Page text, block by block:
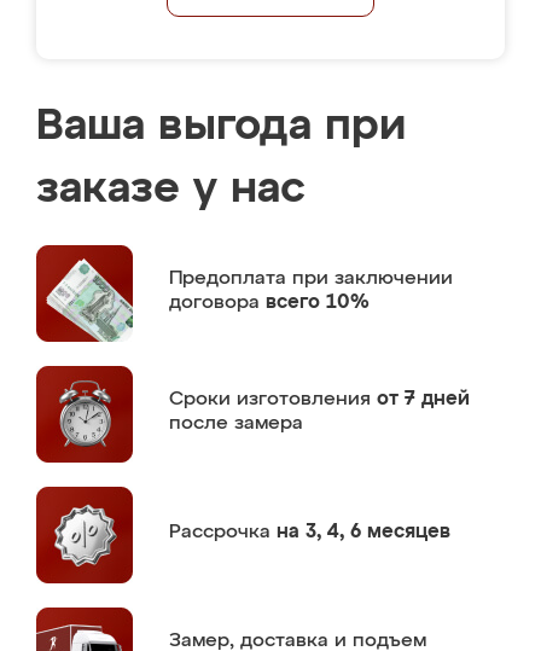
Ваша выгода при
заказе у нас
Предоплата при заключении
договора всего 10%
Сроки изготовления от 7 дней
после замера
Рассрочка на 3, 4, 6 месяцев
Замер, доставка и подъем